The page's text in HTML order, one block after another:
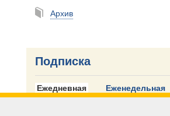
Архив
Подписка
Ежедневная Еженедельная